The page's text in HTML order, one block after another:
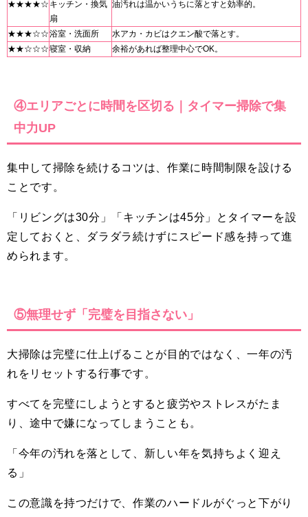
★★★★☆ キッチン・換気
扇
油汚れは温かいうちに落とすと効率的。
★★★☆☆浴室・洗面所
水アカ・カビはクエン酸で落とす。
★★☆☆☆寝室・収納 余裕があれば整理中心でOK。
④エリアごとに時間を区切る｜タイマー掃除で集
中力UP
集中して掃除を続けるコツは、作業に時間制限を設ける
ことです。
「リビングは30分」「キッチンは45分」とタイマーを設
定しておくと、ダラダラ続けずにスピード感を持って進
められます。
⑤無理せず「完璧を目指さない」
大掃除は完璧に仕上げることが目的ではなく、一年の汚
れをリセットする行事です。
すべてを完璧にしようとすると疲労やストレスがたま
り、途中で嫌になってしまうことも。
「今年の汚れを落として、新しい年を気持ちよく迎え
る」
この意識を持つだけで、作業のハードルがぐっと下がり